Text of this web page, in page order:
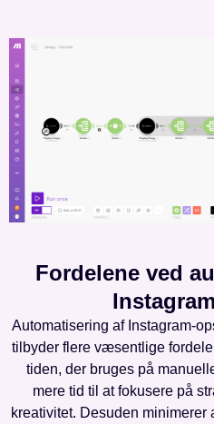
Fordelene ved
Automatisering af Instagram-
tilbyder flere væsentlige
tiden, der bruges på
mere tid til at fokusere på
kreativitet. Desuden